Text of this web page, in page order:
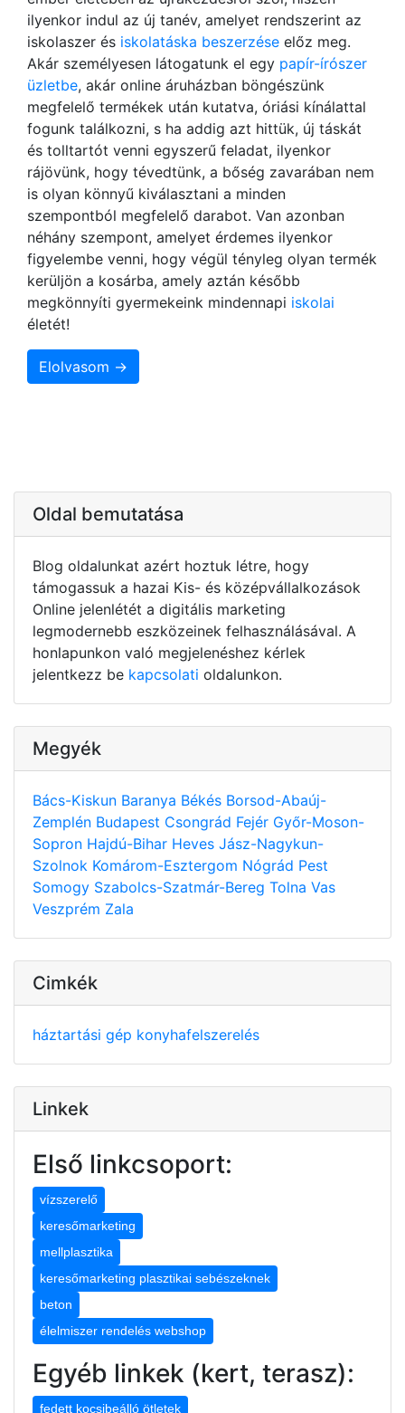
ilyenkor indul az új tanév, amelyet rendszerint az
iskolaszer és iskolatáska beszerzése előz meg.
Akár személyesen látogatunk el egy papír-írószer
üzletbe, akár online áruházban böngészünk
megfelelő termékek után kutatva, óriási kínálattal
fogunk találkozni, s ha addig azt hittük, új táskát
és tolltartót venni egyszerű feladat, ilyenkor
rájövünk, hogy tévedtünk, a bőség zavarában nem
is olyan könnyű kiválasztani a minden
szempontból megfelelő darabot. Van azonban
néhány szempont, amelyet érdemes ilyenkor
figyelembe venni, hogy végül tényleg olyan termék
kerüljön a kosárba, amely aztán később
megkönnyíti gyermekeink mindennapi iskolai
életét!
Elolvasom →
Oldal bemutatása
Blog oldalunkat azért hoztuk létre, hogy
támogassuk a hazai Kis- és középvállalkozások
Online jelenlétét a digitális marketing
legmodernebb eszközeinek felhasználásával. A
honlapunkon való megjelenéshez kérlek
jelentkezz be kapcsolati oldalunkon.
Megyék
Bács-Kiskun Baranya Békés Borsod-Abaúj-
Zemplén Budapest Csongrád Fejér Győr-Moson-
Sopron Hajdú-Bihar Heves Jász-Nagykun-
Szolnok Komárom-Esztergom Nógrád Pest
Somogy Szabolcs-Szatmár-Bereg Tolna Vas
Veszprém Zala
Cimkék
háztartási gép konyhafelszerelés
Linkek
Első linkcsoport:
vízszerelő
keresőmarketing
mellplasztika
keresőmarketing plasztikai sebészeknek
beton
élelmiszer rendelés webshop
Egyéb linkek (kert, terasz):
fedett kocsibeálló ötletek